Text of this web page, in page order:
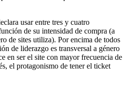
usar entre tres y cuatro
de su intensidad de compra (a
de sites utiliza). Por encima de todos
de liderazgo es transversal a género
en ser el site con mayor frecuencia de
el protagonismo de tener el ticket